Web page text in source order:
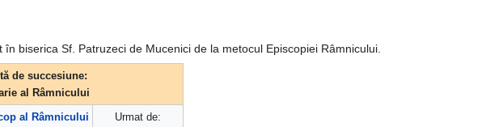
biserica Sf. Patruzeci de Mucenici de la metocul Episcopiei Râmnicului.
de succesiune:
al Râmnicului
al Râmnicului
Urmat de: